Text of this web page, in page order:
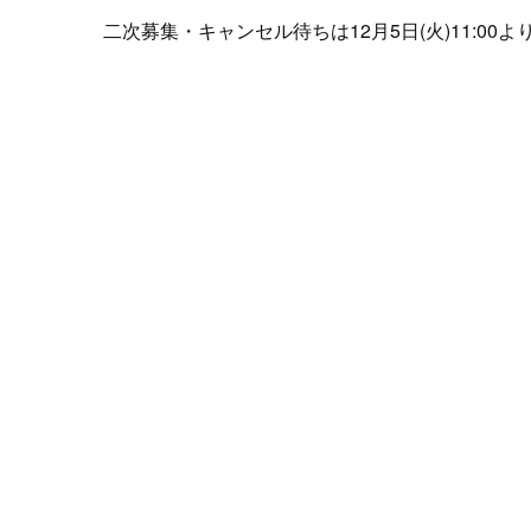
二次募集・キャンセル待ちは12月5日(火)11:00よ